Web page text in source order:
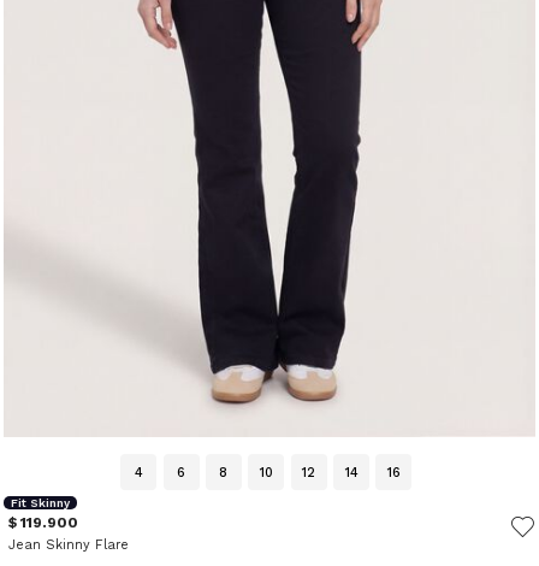
4 6 8 10 12 14 16
Fit Skinny
$ 119.900
Jean Skinny Flare